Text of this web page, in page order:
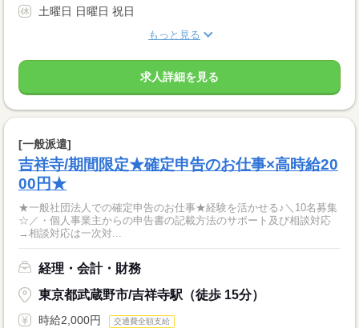
土曜日 日曜日 祝日
もっと見る
求人詳細を見る
[一般派遣]
吉祥寺/期間限定★確定申告のお仕事×高時給20
00円★
★一般社団法人での確定申告のお仕事★経験を活かせる♪＼10名募集
☆／・個人事業主からの申告書の記載方法のサポート及び相談対応
→相談対応は一次対...
経理・会計・財務
東京都武蔵野市/吉祥寺駅（徒歩 15分）
時給2,000円 交通費全額支給